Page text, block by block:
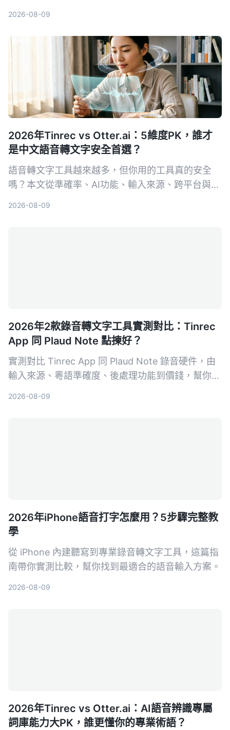
2026-08-09
2026年Tinrec vs Otter.ai：5維度PK，誰才
是中文語音轉文字安全首選？
語音轉文字工具越來越多，但你用的工具真的安全
嗎？本文從準確率、AI功能、輸入來源、跨平台與數
2026-08-09
2026年2款錄音轉文字工具實測對比：Tinrec
App 同 Plaud Note 點揀好？
實測對比 Tinrec App 同 Plaud Note 錄音硬件，由
輸入來源、粵語準確度、後處理功能到價錢，幫你揀
2026-08-09
2026年iPhone語音打字怎麼用？5步驟完整教
學
從 iPhone 內建聽寫到專業錄音轉文字工具，這篇指
南帶你實測比較，幫你找到最適合的語音輸入方案。
2026-08-09
2026年Tinrec vs Otter.ai：AI語音辨識專屬
詞庫能力大PK，誰更懂你的專業術語？